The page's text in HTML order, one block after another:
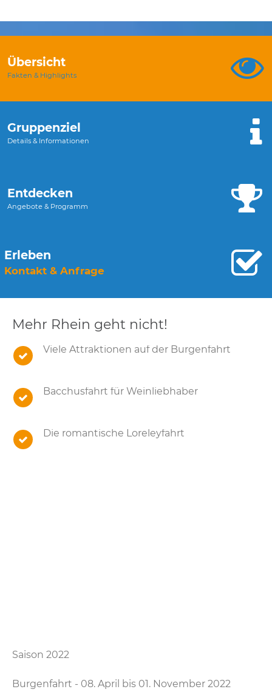
Übersicht
Fakten & Highlights
Gruppenziel
Details & Informationen
Entdecken
Angebote & Programm
Erleben
Kontakt & Anfrage
Mehr Rhein geht nicht!
Viele Attraktionen auf der Burgenfahrt
Bacchusfahrt für Weinliebhaber
Die romantische Loreleyfahrt
Saison 2022
Burgenfahrt - 08. April bis 01. November 2022